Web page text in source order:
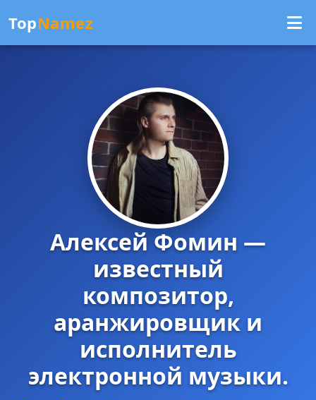
TopNamez
Алексей Фомин —
известный
композитор,
аранжировщик и
исполнитель
электронной музыки.